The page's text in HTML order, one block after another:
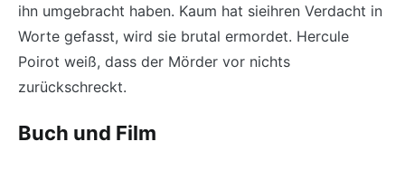
ihn umgebracht haben. Kaum hat sieihren Verdacht in
Worte gefasst, wird sie brutal ermordet. Hercule
Poirot weiß, dass der Mörder vor nichts
zurückschreckt.
Buch und Film